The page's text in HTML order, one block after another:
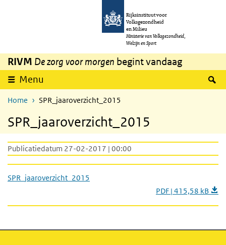
Overslaan en naar de inhoud gaan
Rijksinstituut voor
Volksgezondheid
en Milieu
Ministerie van Volksgezondheid,
Welzijn en Sport
RIVM De zorg voor morgen begint vandaag
Menu
Home SPR_jaaroverzicht_2015
SPR_jaaroverzicht_2015
Publicatiedatum 27-02-2017 | 00:00
SPR_jaaroverzicht_2015
PDF | 415,58 kB